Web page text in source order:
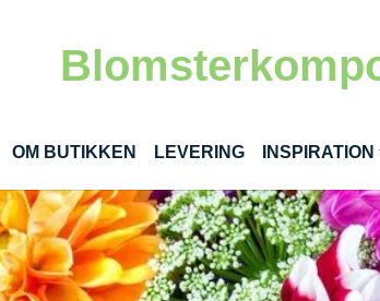
OM BUTIKKEN LEVERING INSPIRATION